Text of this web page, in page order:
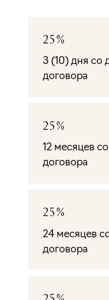
25%
3 (10) дня со
договора
25%
12 месяцев
договора
25%
24 месяцев
договора